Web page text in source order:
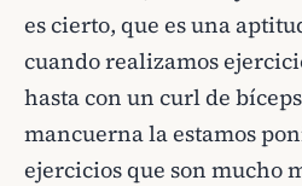
es cierto, que es una
cuando realizamos
hasta con un curl de
mancuerna la estamos
ejercicios que son mucho